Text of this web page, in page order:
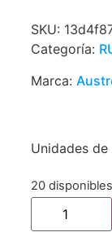
SKU:
Categoría:
Marca:
Unidades
20 disponibles